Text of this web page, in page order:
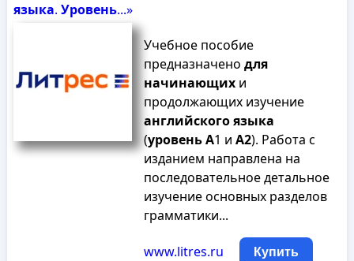
языка. Уровень...»
Учебное пособие
предназначено для
начинающихи
продолжающих изучение
английскогоязыка
(уровеньА1 и А2). Работа с
изданием направлена на
последовательное детальное
изучение основных разделов
грамматики...
www.litres.ru Купить